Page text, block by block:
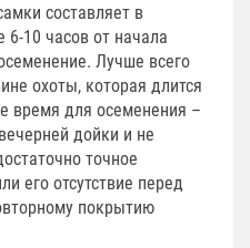
составляет в
10 часов от начала
Лучше всего
охоты, которая длится
время для осеменения –
дойки и не
точное
его отсутствие перед
покрытию